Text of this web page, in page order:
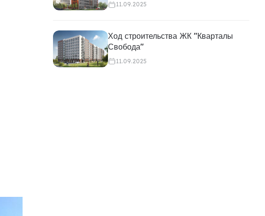
11.09.2025
Ход строительства ЖК "Кварталы
Свобода"
11.09.2025